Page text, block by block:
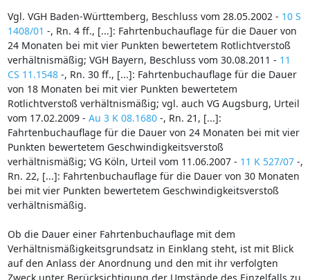
Vgl. VGH Baden-Württemberg, Beschluss vom 28.05.2002 - 10 S
1408/01 -, Rn. 4 ff., [...]: Fahrtenbuchauflage für die Dauer von
24 Monaten bei mit vier Punkten bewertetem Rotlichtverstoß
verhältnismäßig; VGH Bayern, Beschluss vom 30.08.2011 - 11
CS 11.1548-, Rn. 30 ff., [...]: Fahrtenbuchauflage für die Dauer
von 18 Monaten bei mit vier Punkten bewertetem
Rotlichtverstoß verhältnismäßig; vgl. auch VG Augsburg, Urteil
vom 17.02.2009 - Au 3 K 08.1680-, Rn. 21, [...]:
Fahrtenbuchauflage für die Dauer von 24 Monaten bei mit vier
Punkten bewertetem Geschwindigkeitsverstoß
verhältnismäßig; VG Köln, Urteil vom 11.06.2007 - 11 K 527/07-,
Rn. 22, [...]: Fahrtenbuchauflage für die Dauer von 30 Monaten
bei mit vier Punkten bewertetem Geschwindigkeitsverstoß
verhältnismäßig.
Ob die Dauer einer Fahrtenbuchauflage mit dem
Verhältnismäßigkeitsgrundsatz in Einklang steht, ist mit Blick
auf den Anlass der Anordnung und den mit ihr verfolgten
Zweck unter Berücksichtigung der Umstände des Einzelfalls zu